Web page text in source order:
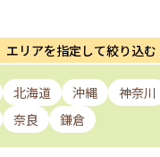
エリアを指定して絞り込む
北海道 沖縄 神奈川
奈良 鎌倉